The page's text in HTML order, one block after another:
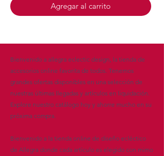
Agregar al carrito
Bienvenido a allegra eclectic design, la tienda de
accesorios online favorita de todos. Tenemos
grandes ofertas disponibles en una selección de
nuestras últimas llegadas y artículos en liquidación.
Explore nuestro catálogo hoy y ahorre mucho en su
próxima compra.
Bienvenido a la tienda online de diseño ecléctico
de Allegra donde cada artículo es elegido con mimo